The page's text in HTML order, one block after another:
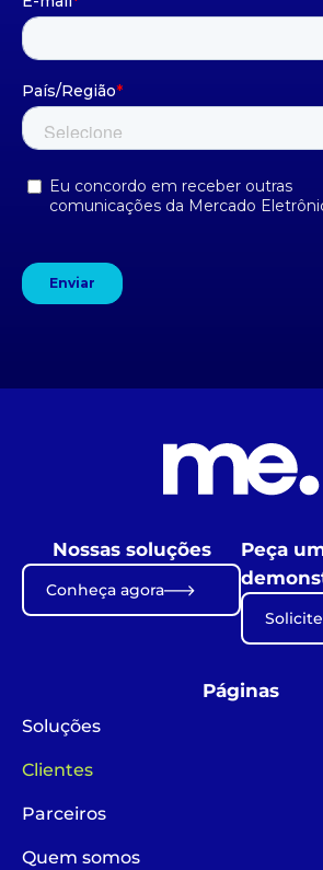
Nossas soluções
Conheça agora
Peça
Páginas
Soluções
Clientes
Parceiros
Quem somos